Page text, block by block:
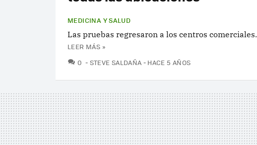
MEDICINA Y SALUD
Las pruebas regresaron a los centros comerciales.
LEER MÁS »
0 COMENTARIOS
STEVE SALDAÑA HACE 5 AÑOS